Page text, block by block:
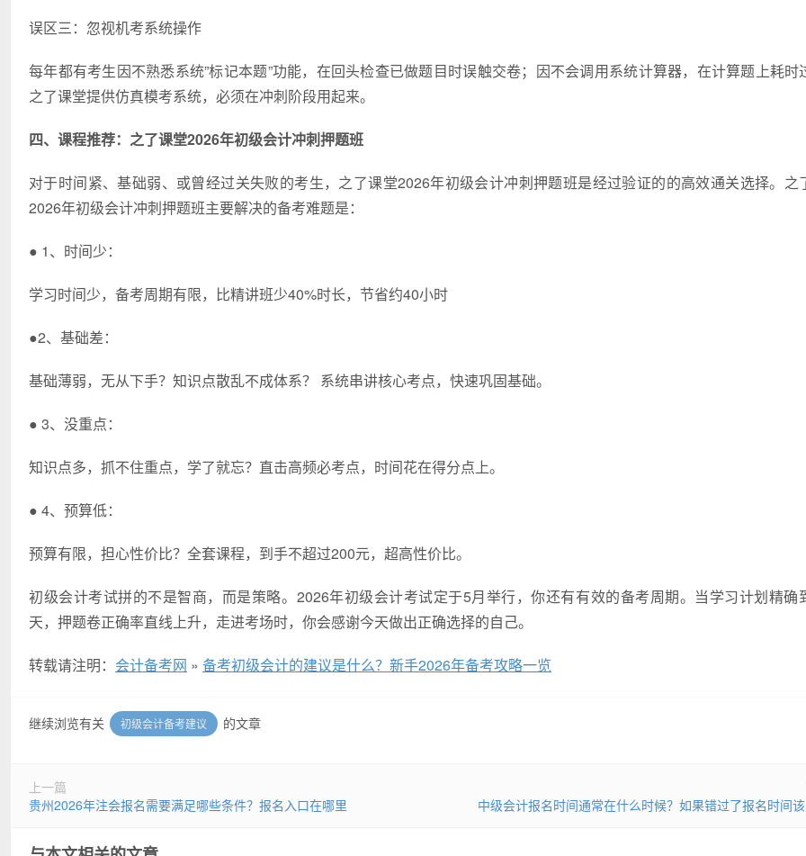
误区三：忽视机考系统操作
每年都有考生因不熟悉系统”标记本题”功能，在回头检查已做题目时误触交卷；因不会调用系统计算器，在计算题上耗时
之了课堂提供仿真模考系统，必须在冲刺阶段用起来。
四、课程推荐：之了课堂2026年初级会计冲刺押题班
对于时间紧、基础弱、或曾经过关失败的考生，之了课堂2026年初级会计冲刺押题班是经过验证的的高效通关选择。之
2026年初级会计冲刺押题班主要解决的备考难题是：
● 1、时间少：
学习时间少，备考周期有限，比精讲班少40%时长，节省约40小时
●2、基础差：
基础薄弱，无从下手？知识点散乱不成体系？ 系统串讲核心考点，快速巩固基础。
● 3、没重点：
知识点多，抓不住重点，学了就忘？直击高频必考点，时间花在得分点上。
● 4、预算低：
预算有限，担心性价比？全套课程，到手不超过200元，超高性价比。
初级会计考试拼的不是智商，而是策略。2026年初级会计考试定于5月举行，你还有有效的备考周期。当学习计划精确
天，押题卷正确率直线上升，走进考场时，你会感谢今天做出正确选择的自己。
转载请注明： 会计备考网 » 备考初级会计的建议是什么？新手2026年备考攻略一览
继续浏览有关 初级会计备考建议 的文章
上一篇
贵州2026年注会报名需要满足哪些条件？报名入口在哪里
中级会计报名时间通常在什么时候？如果错过了报名时间